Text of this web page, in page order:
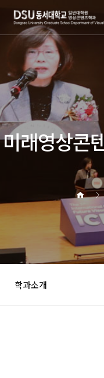
미래영상콘
학과소개